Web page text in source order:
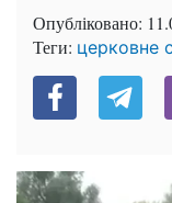
Опубліковано:
Теги: церковне